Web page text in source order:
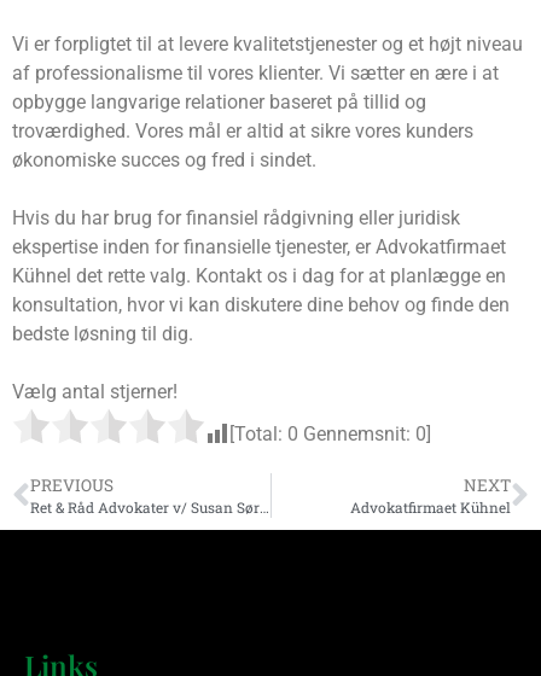
Vi er forpligtet til at levere kvalitetstjenester og et højt niveau
af professionalisme til vores klienter. Vi sætter en ære i at
opbygge langvarige relationer baseret på tillid og
troværdighed. Vores mål er altid at sikre vores kunders
økonomiske succes og fred i sindet.
Hvis du har brug for finansiel rådgivning eller juridisk
ekspertise inden for finansielle tjenester, er Advokatfirmaet
Kühnel det rette valg. Kontakt os i dag for at planlægge en
konsultation, hvor vi kan diskutere dine behov og finde den
bedste løsning til dig.
Vælg antal stjerner!
[Total: 0 Gennemsnit: 0
PREVIOUS
Ret & Råd Advokater v/ Susan Sørensen & Lene Astrup Treffer
NEXT
Advokatfirmaet Kühnel
Links